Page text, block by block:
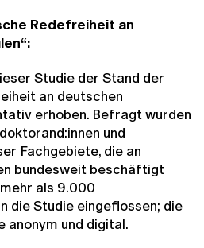
Redefreiheit an
Studie der Stand der
an deutschen
erhoben. Befragt wurden
und
Fachgebiete, die an
bundesweit beschäftigt
als 9.000
die Studie eingeflossen; die
und digital.